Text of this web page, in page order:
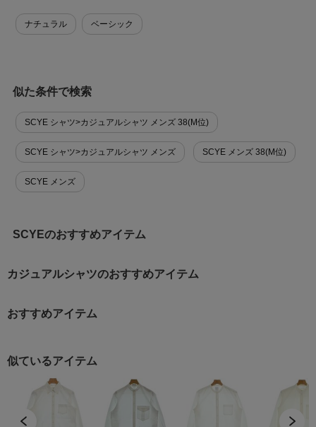
ナチュラル ベーシック
似た条件で検索
SCYE シャツ>カジュアルシャツ メンズ 38(M位)
SCYE シャツ>カジュアルシャツ メンズ SCYE メンズ 38(M位)
SCYE メンズ
SCYEのおすすめアイテム
カジュアルシャツのおすすめアイテム
おすすめアイテム